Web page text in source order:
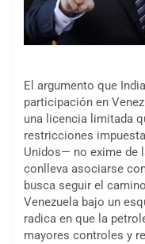
El argumento que
participación en
una licencia limitada
restricciones
Unidos— no exime de
conlleva asociarse
busca seguir el
Venezuela bajo un
radica en que la
mayores controles y